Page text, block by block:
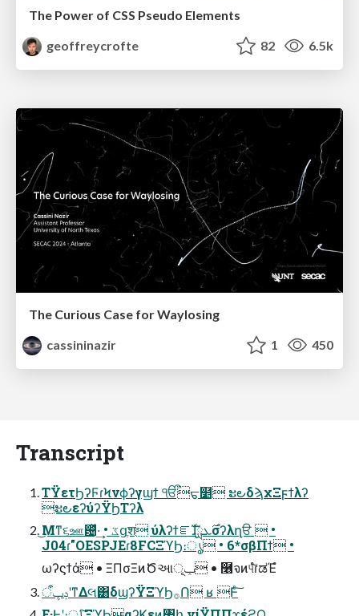
The Power of CSS Pseudo Elements
geoffreycrofte
82 6.5k
The Curious Case for Waylosing
cassininazir
1 450
Transcript
ΤΫετϦʔϜɾϞνϕʔγϣϯ ੴؙᠳ໵ ະ౿δϡχΞϝϯλʔ
ະ౿εʔύʔΫϦΤʔλ
͜Μͳ૬ஊ଴ͬͯ·͢ • ػցֶश ύλʔϯೝࣝɺ࣌ܥྻσʔλղੳ  •
J04ɾ"OESPJEɾ8FCΞϓϦ։ൃ • 6*σβΠϯ •
ωʔϛϯά • ΞΠσΞͷԾઆݕূ • ࿦จͷ୳͠ํɾಡΈํ
ݚڀऀʹͳΔલ͸δϣʔΫΞϓϦ࡞Ո ʁ Ͱͨ͠